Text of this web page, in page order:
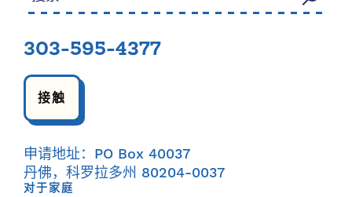
303-595-4377
接触
申请地址：PO Box 40037
丹佛，科罗拉多州 80204-0037
对于家庭